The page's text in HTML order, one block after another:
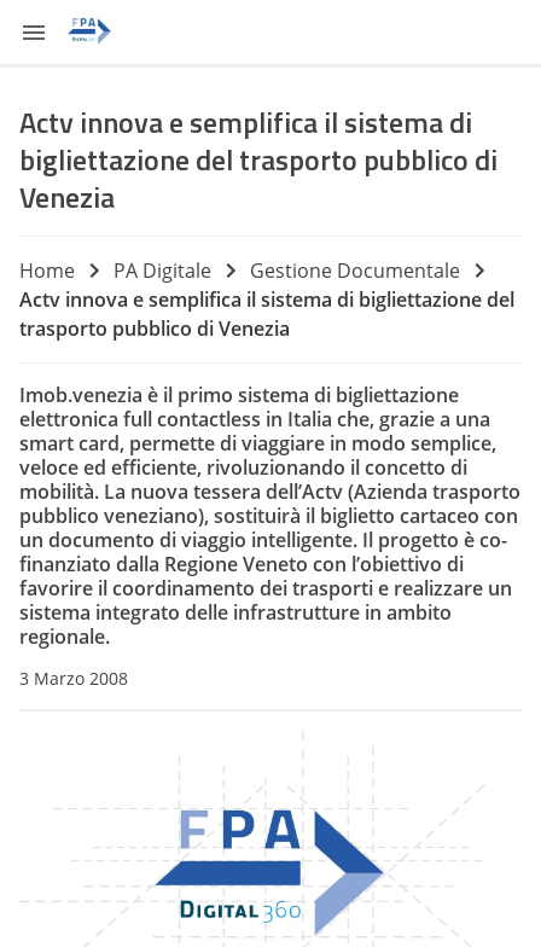
Actv innova e semplifica il sistema di
bigliettazione del trasporto pubblico di
Venezia
Home PA Digitale
Gestione Documentale
Actv innova e semplifica il sistema di bigliettazione del
trasporto pubblico di Venezia
Imob.venezia è il primo sistema di bigliettazione
elettronica full contactless in Italia che, grazie a una
smart card, permette di viaggiare in modo semplice,
veloce ed efficiente, rivoluzionando il concetto di
mobilità. La nuova tessera dell’Actv (Azienda trasporto
pubblico veneziano), sostituirà il biglietto cartaceo con
un documento di viaggio intelligente. Il progetto è co-
finanziato dalla Regione Veneto con l’obiettivo di
favorire il coordinamento dei trasporti e realizzare un
sistema integrato delle infrastrutture in ambito
regionale.
3 Marzo 2008